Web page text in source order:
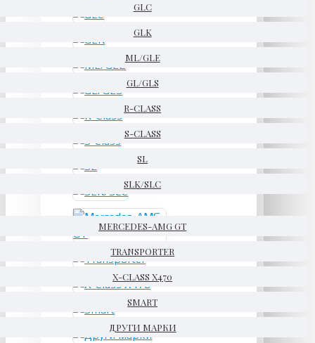
GLC
GLK
ML/GLE
GL/GLS
R-CLASS
S-CLASS
SL
SLK/SLC
MERCEDES-AMG GT
TRANSPORTER
X-CLASS X470
SMART
ДРУГИ МАРКИ